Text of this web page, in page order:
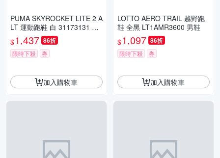
PUMA SKYROCKET LITE 2 A
LT 運動跑鞋 白 31173131 男
鞋
$1,437 86折
限時下殺 券
加入購物車
LOTTO AERO TRAIL 越野跑
鞋 全黑 LT1AMR3600 男鞋
$1,097 86折
限時下殺 券
加入購物車